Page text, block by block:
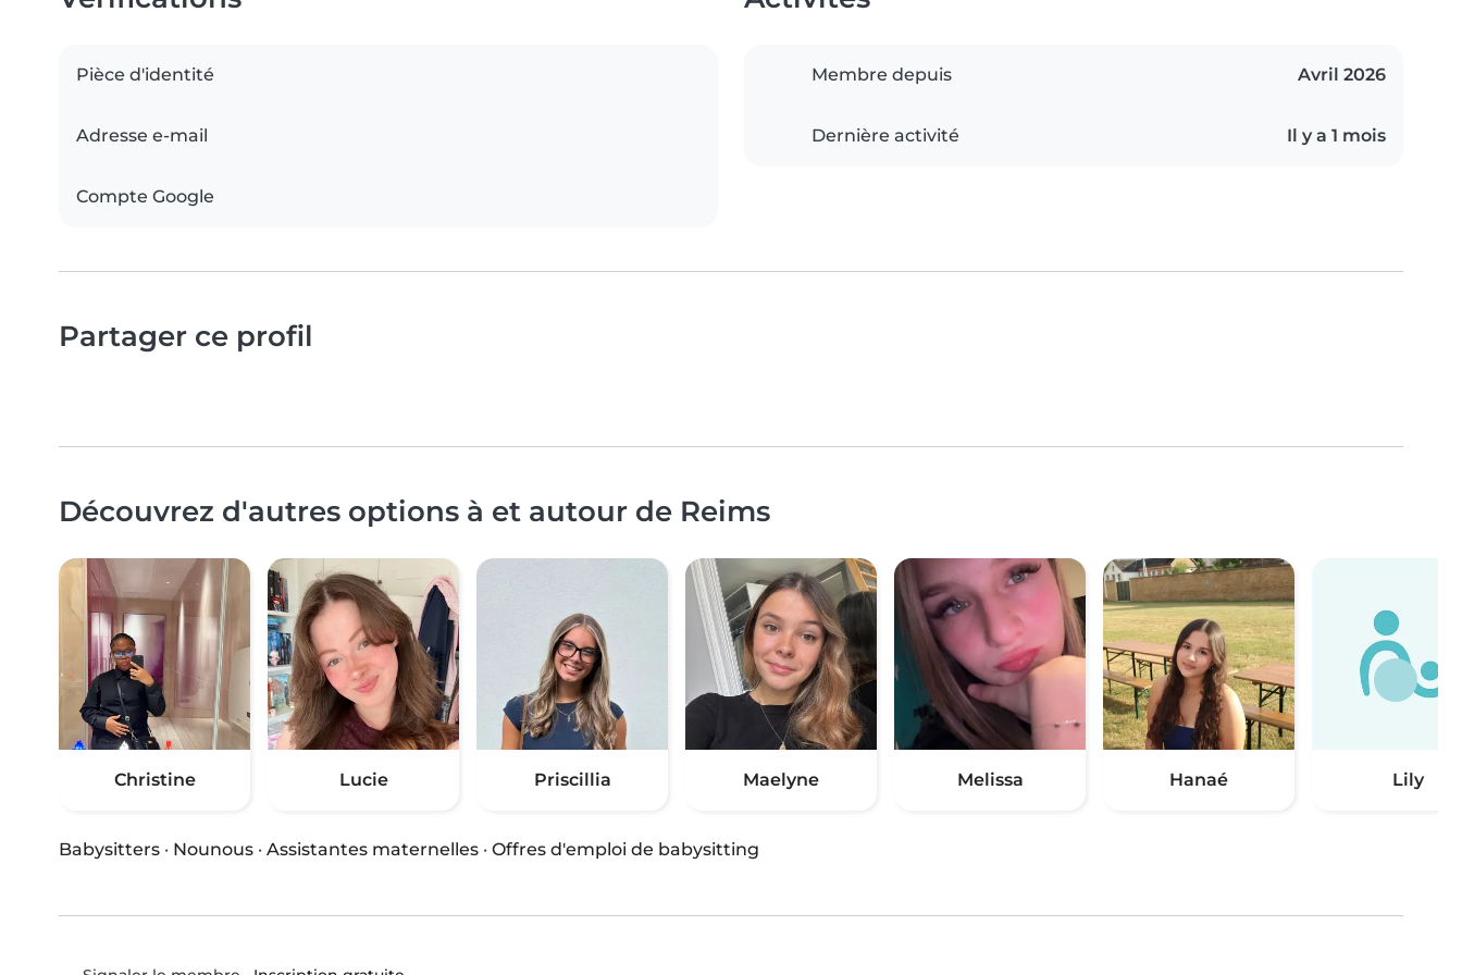
Pièce d'identité
Adresse e-mail
Compte Google
Membre depuis Avril 2026
Dernière activité Il y a 1 mois
Partager ce profil
Découvrez d'autres options à et autour de Reims
Christine Lucie Priscillia Maelyne Melissa Hanaé Lily
Babysitters · Nounous · Assistantes maternelles · Offres d'emploi de babysitting